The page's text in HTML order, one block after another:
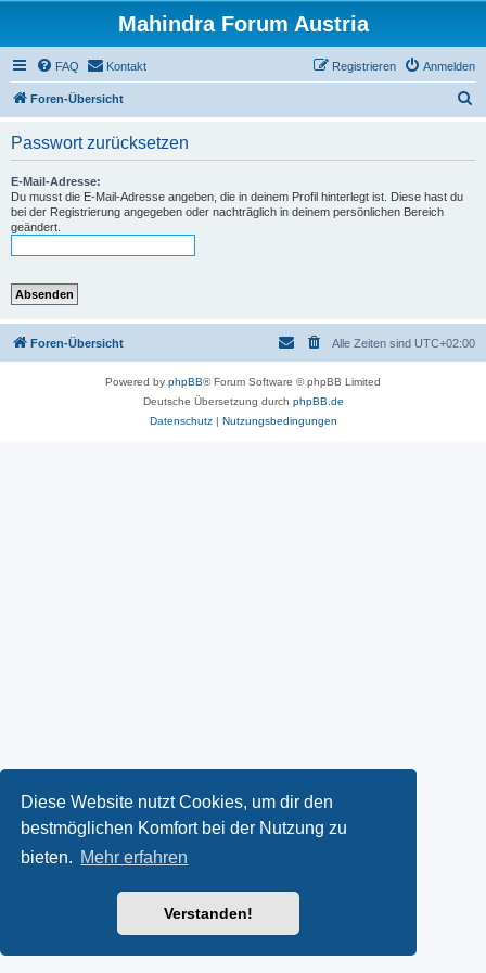
Diese Website nutzt Cookies, um dir den
bestmöglichen Komfort bei der Nutzung zu
bieten. Mehr erfahren
Verstanden!
Mahindra Forum Austria
FAQ Kontakt Anmelden
Registrieren
Foren-Übersicht
Passwort zurücksetzen
E-Mail-Adresse:
Du musst die E-Mail-Adresse angeben, die in deinem Profil hinterlegt ist. Diese hast du
bei der Registrierung angegeben oder nachträglich in deinem persönlichen Bereich
geändert.
Foren-Übersicht Alle Zeiten sind UTC+02:00
Powered by phpBB® Forum Software © phpBB Limited
Deutsche Übersetzung durch phpBB.de
Datenschutz| Nutzungsbedingungen